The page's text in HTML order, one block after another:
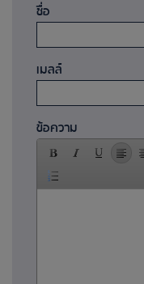
ชื่อ
เมลล์
ข้อความ